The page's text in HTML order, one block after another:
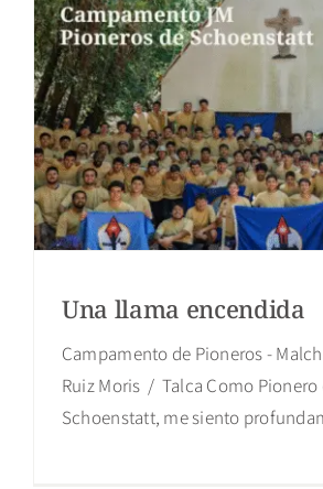
Una llama encendida
Campamento de Pioneros -
Ruiz Moris / Talca Como Pionero
Schoenstatt, me siento